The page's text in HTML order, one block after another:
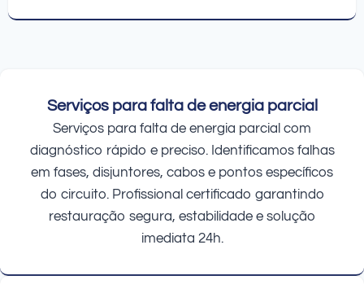
Serviços para falta de energia parcial
Serviços para falta de energia parcial com
diagnóstico rápido e preciso. Identificamos falhas
em fases, disjuntores, cabos e pontos específicos
do circuito. Profissional certificado garantindo
restauração segura, estabilidade e solução
imediata 24h.